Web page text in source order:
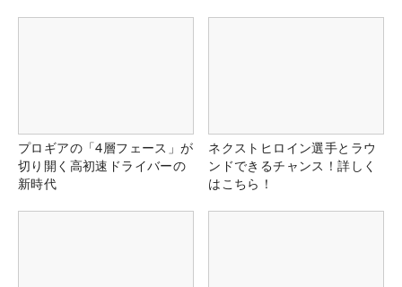
プロギアの「4層フェース」が
切り開く高初速ドライバーの
新時代
ネクストヒロイン選手とラウ
ンドできるチャンス！詳しく
はこちら！